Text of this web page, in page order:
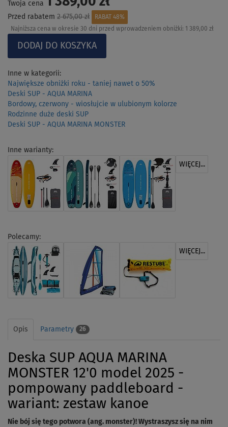
Twoja cena
Przed rabatem 2 675,00 zł
RABAT 48%
Najniższa cena w okresie 30 dni przed wprowadzeniem obniżki: 1 389,00 zł
Inne w kategorii:
Największe obniżki roku - taniej nawet o 50%
Deski SUP - AQUA MARINA
Bordowy, czerwony - wiosłujcie w ulubionym kolorze
Rodzinne duże deski SUP
Deski SUP - AQUA MARINA MONSTER
Inne warianty:
WIĘCEJ...
Polecamy:
WIĘCEJ...
Opis Parametry 26
Deska SUP AQUA MARINA
MONSTER 12'0 model 2025 -
pompowany paddleboard -
wariant: zestaw kanoe
Nie bój się tego potwora (ang. monster)! Wystraszysz się na nim